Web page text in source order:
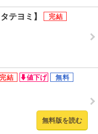
テヨミ】
無料版を読む